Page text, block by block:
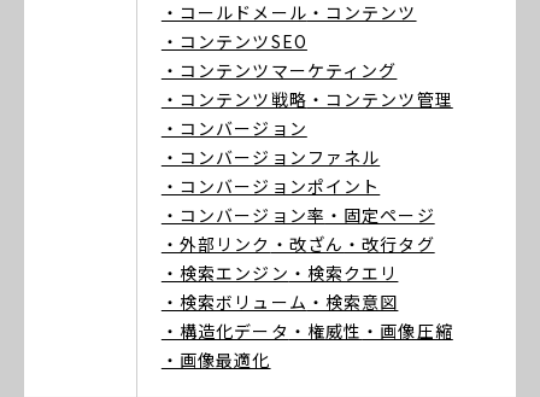
・コールドメール ・コンテンツ
・コンテンツSEO
・コンテンツマーケティング
・コンテンツ戦略 ・コンテンツ管理
・コンバージョン
・コンバージョンファネル
・コンバージョンポイント
・コンバージョン率 ・固定ページ
・外部リンク ・改ざん ・改行タグ
・検索エンジン ・検索クエリ
・検索ボリューム ・検索意図
・構造化データ ・権威性 ・画像圧縮
・画像最適化